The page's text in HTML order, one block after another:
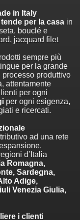
in Italy
tende per la casa in
bouclé e
jacquard filet
sempre più
per la grande
produttivo
attentamente
per ogni
per ogni esigenza,
e ricercati.
ad una rete
d’Italia
Romagna,
Sardegna,
Adige,
Venezia Giulia,
i clienti